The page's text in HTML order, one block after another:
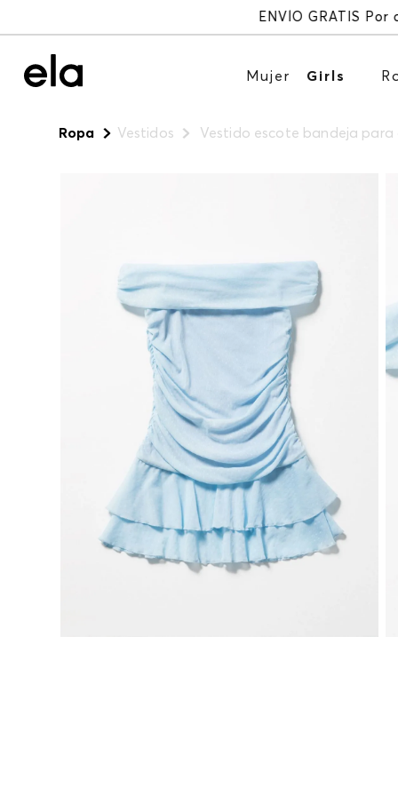
Mujer Girls
Ropa Vestidos Vestido escote bandeja para